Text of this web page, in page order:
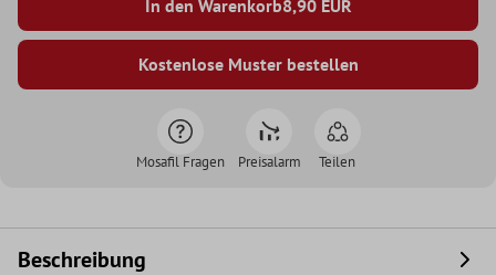
In den Warenkorb8,90EUR
Kostenlose Muster bestellen
Mosafil Fragen Preisalarm Teilen
Beschreibung